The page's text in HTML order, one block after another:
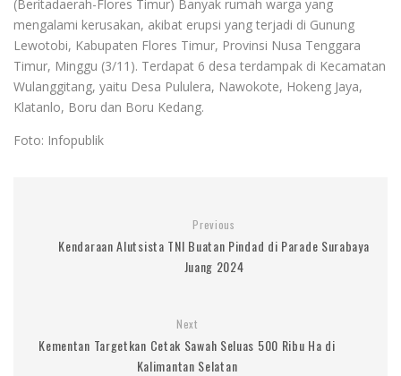
(Beritadaerah-Flores Timur) Banyak rumah warga yang
mengalami kerusakan, akibat erupsi yang terjadi di Gunung
Lewotobi, Kabupaten Flores Timur, Provinsi Nusa Tenggara
Timur, Minggu (3/11). Terdapat 6 desa terdampak di Kecamatan
Wulanggitang, yaitu Desa Pululera, Nawokote, Hokeng Jaya,
Klatanlo, Boru dan Boru Kedang.
Foto: Infopublik
Previous
Kendaraan Alutsista TNI Buatan Pindad di Parade Surabaya
Juang 2024
Next
Kementan Targetkan Cetak Sawah Seluas 500 Ribu Ha di
Kalimantan Selatan